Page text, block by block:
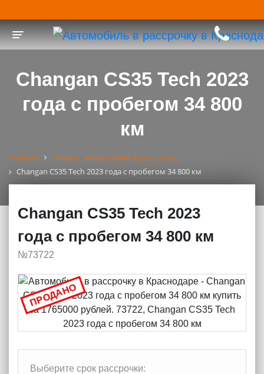
Toggle navigation
Changan CS35 Tech 2023
года с пробегом 34 800
км
Главная
Каталог автомобилей в рассрочку
Changan CS35 Tech 2023 года с пробегом 34 800 км
Changan CS35 Tech 2023
года с пробегом 34 800 км
№73722
Выберите срок рассрочки:
ПРОДАНО